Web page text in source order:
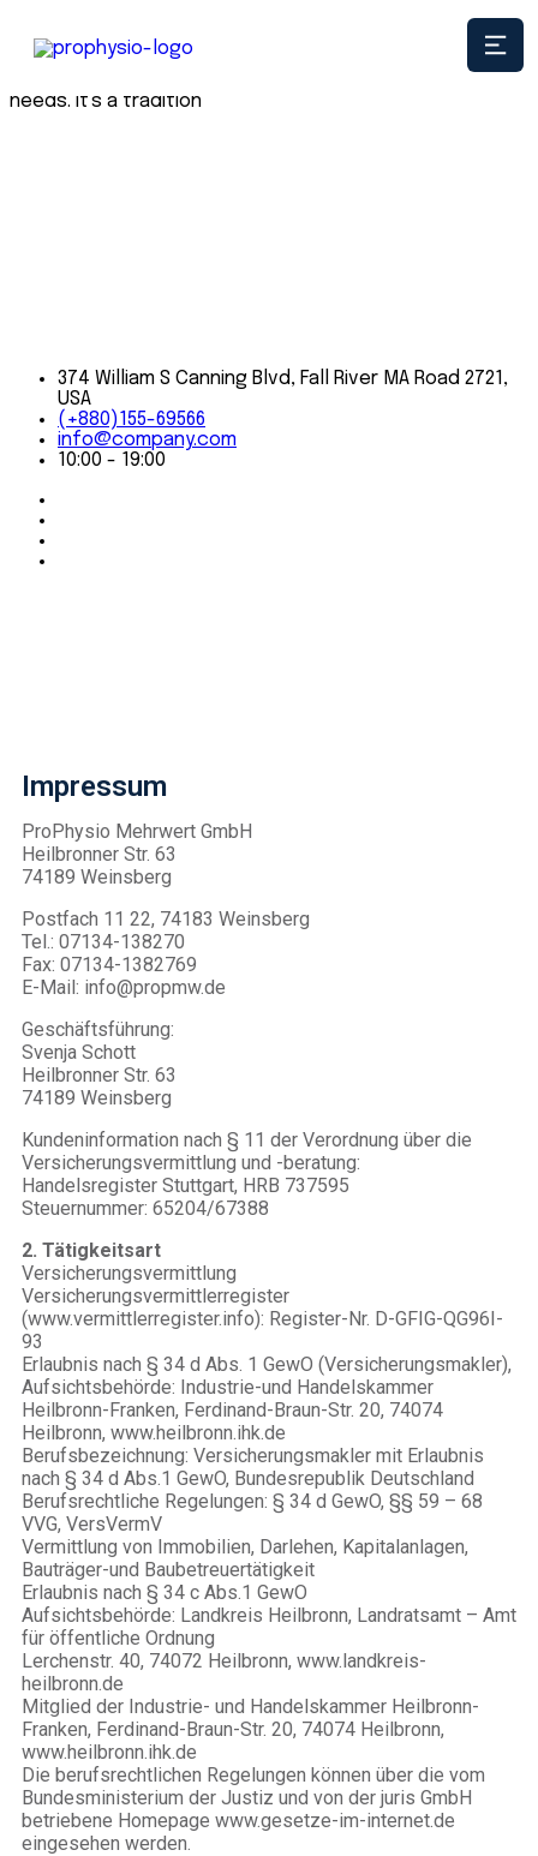
When we go to the office every day, we carry on a time-
honored tradition of getting to know our clients on a
needs. It's a tradition
374 William S Canning Blvd, Fall River MA Road 2721,
USA
(+880)155-69566
info@company.com
10:00 - 19:00
Impressum
ProPhysio Mehrwert GmbH
Heilbronner Str. 63
74189 Weinsberg
Postfach 11 22, 74183 Weinsberg
Tel.: 07134-138270
Fax: 07134-1382769
E-Mail: info@propmw.de
Geschäftsführung:
Svenja Schott
Heilbronner Str. 63
74189 Weinsberg
Kundeninformation nach § 11 der Verordnung über die
Versicherungsvermittlung und -beratung:
Handelsregister Stuttgart, HRB 737595
Steuernummer: 65204/67388
2. Tätigkeitsart
Versicherungsvermittlung
Versicherungsvermittlerregister
(www.vermittlerregister.info): Register-Nr. D-GFIG-QG96I-
93
Erlaubnis nach § 34 d Abs. 1 GewO (Versicherungsmakler),
Aufsichtsbehörde: Industrie-und Handelskammer
Heilbronn-Franken, Ferdinand-Braun-Str. 20, 74074
Heilbronn, www.heilbronn.ihk.de
Berufsbezeichnung: Versicherungsmakler mit Erlaubnis
nach § 34 d Abs.1 GewO, Bundesrepublik Deutschland
Berufsrechtliche Regelungen: § 34 d GewO, §§ 59 – 68
VVG, VersVermV
Vermittlung von Immobilien, Darlehen, Kapitalanlagen,
Bauträger-und Baubetreuertätigkeit
Erlaubnis nach § 34 c Abs.1 GewO
Aufsichtsbehörde: Landkreis Heilbronn, Landratsamt – Amt
für öffentliche Ordnung
Lerchenstr. 40, 74072 Heilbronn, www.landkreis-
heilbronn.de
Mitglied der Industrie- und Handelskammer Heilbronn-
Franken, Ferdinand-Braun-Str. 20, 74074 Heilbronn,
www.heilbronn.ihk.de
Die berufsrechtlichen Regelungen können über die vom
Bundesministerium der Justiz und von der juris GmbH
betriebene Homepage www.gesetze-im-internet.de
eingesehen werden.